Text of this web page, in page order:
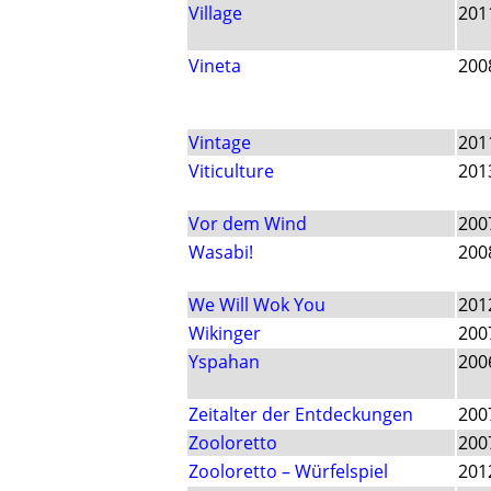
Village
Vineta
Vintage
Viticulture
Vor dem Wind
Wasabi!
We Will Wok You
Wikinger
Yspahan
Zeitalter der Entdeckungen
Zooloretto
Zooloretto – Würfelspiel